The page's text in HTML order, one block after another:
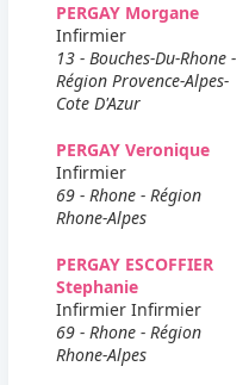
PERGAY Morgane
Infirmier
13 - Bouches-Du-Rhone -
Région Provence-Alpes-
Cote D'Azur
PERGAY Veronique
Infirmier
69 - Rhone - Région
Rhone-Alpes
PERGAY ESCOFFIER
Stephanie
Infirmier Infirmier
69 - Rhone - Région
Rhone-Alpes